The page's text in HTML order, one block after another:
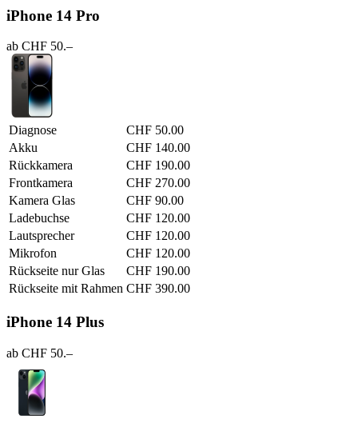
iPhone 14 Pro
ab CHF 50.–
Diagnose
CHF 50.00
Akku
CHF 140.00
Rückkamera
CHF 190.00
Frontkamera
CHF 270.00
Kamera Glas
CHF 90.00
Ladebuchse
CHF 120.00
Lautsprecher
CHF 120.00
Mikrofon
CHF 120.00
Rückseite nur Glas
CHF 190.00
Rückseite mit Rahmen CHF 390.00
iPhone 14 Plus
ab CHF 50.–